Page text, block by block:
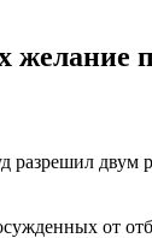
желание
разрешил
от